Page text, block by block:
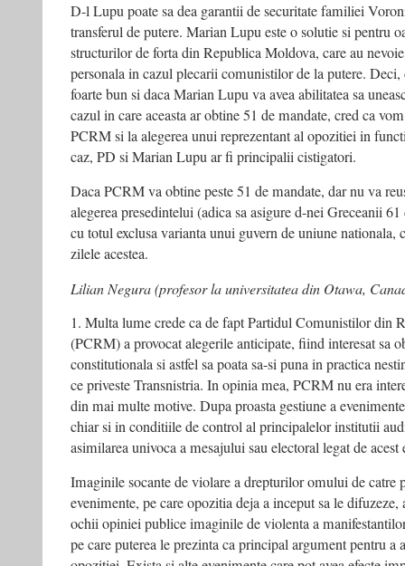
D-l Lupu poate sa dea garantii de securitate familiei
transferul de putere. Marian Lupu este o solutie si pentru
structurilor de forta din Republica Moldova, care au
personala in cazul plecarii comunistilor de la putere.
foarte bun si daca Marian Lupu va avea abilitatea sa
cazul in care aceasta ar obtine 51 de mandate, cred ca
PCRM si la alegerea unui reprezentant al opozitiei in
caz, PD si Marian Lupu ar fi principalii cistigatori.
Daca PCRM va obtine peste 51 de mandate, dar nu va
alegerea presedintelui (adica sa asigure d-nei Greceanii
cu totul exclusa varianta unui guvern de uniune nationala,
zilele acestea.
Lilian Negura (profesor la universitatea din Otawa,
1. Multa lume crede ca de fapt Partidul Comunistilor din
(PCRM) a provocat alegerile anticipate, fiind interesat sa
constitutionala si astfel sa poata sa-si puna in practica
ce priveste Transnistria. In opinia mea, PCRM nu era
din mai multe motive. Dupa proasta gestiune a
chiar si in conditiile de control al principalelor institutii
asimilarea univoca a mesajului sau electoral legat de acest
Imaginile socante de violare a drepturilor omului de catre
evenimente, pe care opozitia deja a inceput sa le difuzeze,
ochii opiniei publice imaginile de violenta a
pe care puterea le prezinta ca principal argument pentru a